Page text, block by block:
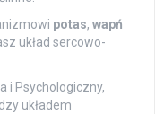
potas, wapń
układ sercowo-
i Psychologiczny,
układem